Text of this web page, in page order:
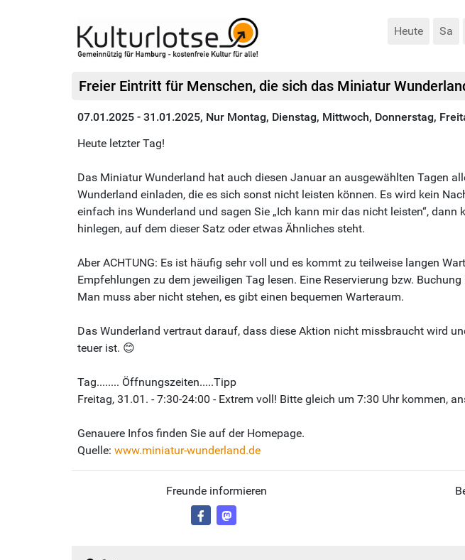
Heute Sa
Freier Eintritt für Menschen, die sich das Miniatur
07.01.2025 - 31.01.2025, Nur Montag, Dienstag, Mittwoch, Donnerstag,
Heute letzter Tag!
Das Miniatur Wunderland hat auch diesen Januar an ausgewählten Tagen
Wunderland einladen, die es sich sonst nicht leisten können. Es wird kein
einfach ins Wunderland und sagen Sie „Ich kann mir das nicht leisten“,
hinlegen, auf dem dieser Satz oder etwas Ähnliches steht.
Aber ACHTUNG: Es ist häufig sehr voll und es kommt zu teilweise langen
Empfehlungen zu dem jeweiligen Tag lesen. Eine Reservierung bzw.
Man muss aber nicht stehen, es gibt einen bequemen Warteraum.
Das Wunderland vertraut darauf, dass diese Aktion nicht missbraucht wird
teuer ist. 😊
Tag........ Öffnungszeiten.....Tipp
Freitag, 31.01. - 7:30-24:00 - Extrem voll! Bitte gleich um 7:30 Uhr kommen,
Genauere Infos finden Sie auf der Homepage.
Quelle: www.miniatur-wunderland.de
Freunde informieren